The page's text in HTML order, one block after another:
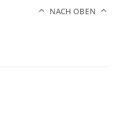
NACH OBEN